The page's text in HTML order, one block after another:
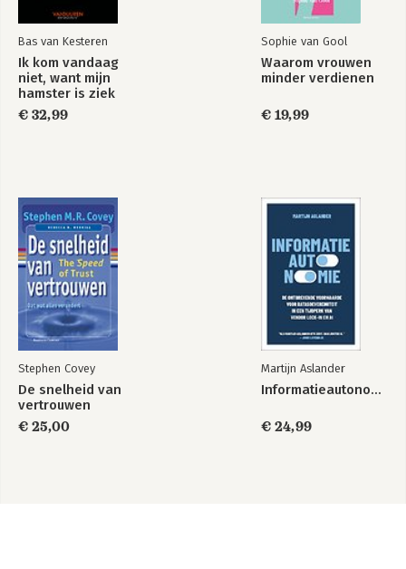
Bas van Kesteren
Ik kom vandaag
niet, want mijn
hamster is ziek
€ 32,99
Sophie van Gool
Waarom vrouwen
minder verdienen
€ 19,99
Stephen Covey
De snelheid van
vertrouwen
€ 25,00
Martijn Aslander
Informatieautonomie
€ 24,99